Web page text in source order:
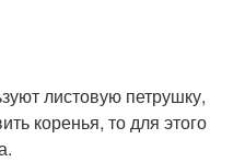
листовую петрушку,
коренья, то для этого